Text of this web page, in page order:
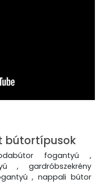
bútortípusok
fogantyú ,
, gardróbszekrény
, nappali bútor